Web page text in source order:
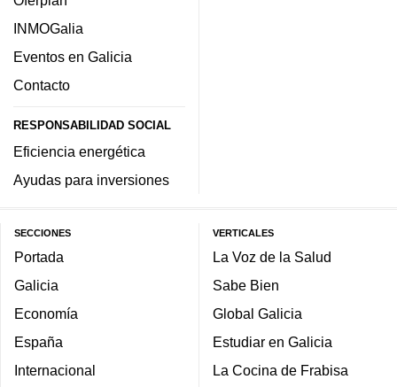
INMOGalia
Eventos en Galicia
Contacto
RESPONSABILIDAD SOCIAL
Eficiencia energética
Ayudas para inversiones
SECCIONES
Portada
Galicia
Economía
España
Internacional
VERTICALES
La Voz de la Salud
Sabe Bien
Global Galicia
Estudiar en Galicia
La Cocina de Frabisa